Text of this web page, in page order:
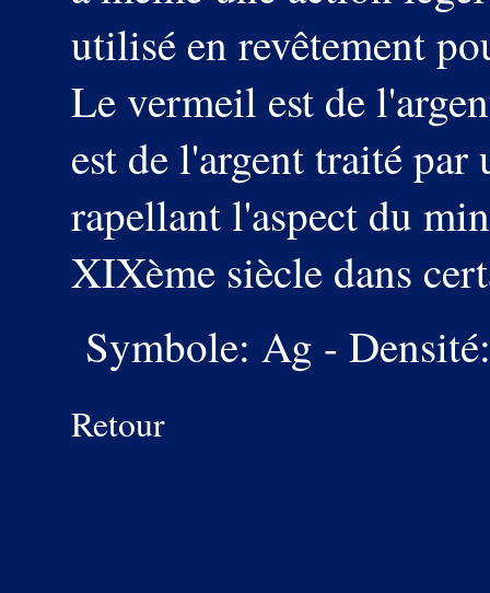
utilisé en revêtement
Le vermeil est de
est de l'argent traité
rapellant l'aspect du
XIXème siècle dans
Symbole: Ag -
Retour